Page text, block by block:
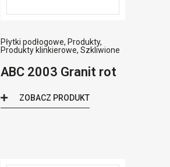
Płytki podłogowe, Produkty,
Produkty klinkierowe, Szkliwione
ABC 2003 Granit rot
ZOBACZ PRODUKT